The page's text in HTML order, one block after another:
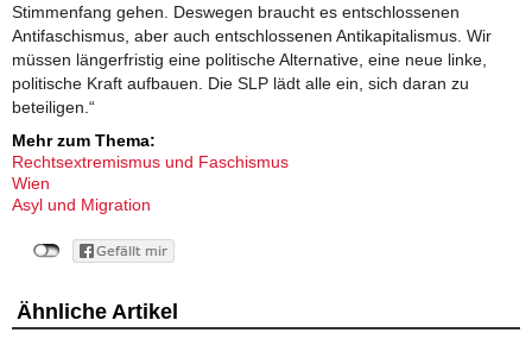
Stimmenfang gehen. Deswegen braucht es entschlossenen
Antifaschismus, aber auch entschlossenen Antikapitalismus. Wir
müssen längerfristig eine politische Alternative, eine neue linke,
politische Kraft aufbauen. Die SLP lädt alle ein, sich daran zu
beteiligen.“
Mehr zum Thema:
Rechtsextremismus und Faschismus
Wien
Asyl und Migration
Ähnliche Artikel